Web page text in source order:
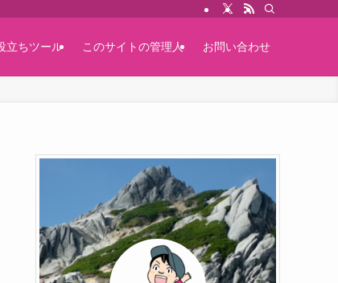
立ちツール このサイトの管理人 お問い合わせ